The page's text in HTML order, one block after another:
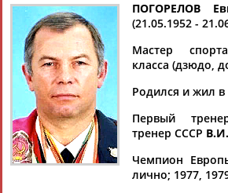
Аслаудин
АБАЕВ
Елена
АБАИМОВА
Дмитрий
АБАРЕНОВ
Тамилла
АБАСОВА
Рамазан
Дзюдо
ПОГОРЕЛОВ
(21.05.1952 -
Мастер
класса (дзюдо,
Родился и жил в
Первый
тренер СССР
Чемпион
лично; 1977,